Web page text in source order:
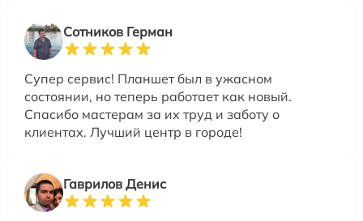
Сотников Герман
Супер сервис! Планшет был в ужасном
состоянии, но теперь работает как новый.
Спасибо мастерам за их труд и заботу о
клиентах. Лучший центр в городе!
Гаврилов Денис